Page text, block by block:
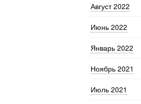
Август 2022
Июнь 2022
Январь 2022
Ноябрь 2021
Июль 2021